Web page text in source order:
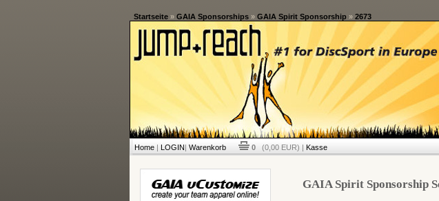
Startseite» GAIA Sponsorships» GAIA Spirit Sponsorship» 2673
Home| LOGIN| Warenkorb 0 (0,00 EUR) | Kasse
GAIA Spirit Sponsorship